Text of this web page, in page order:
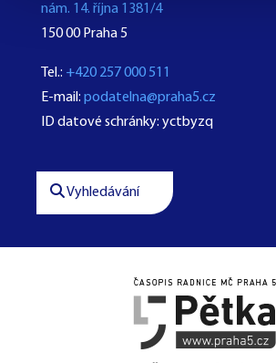
nám. 14. října 1381/4
150 00 Praha 5
Tel.: +420 257 000 511
E-mail: podatelna@praha5.cz
ID datové schránky: yctbyzq
Vyhledávání
 